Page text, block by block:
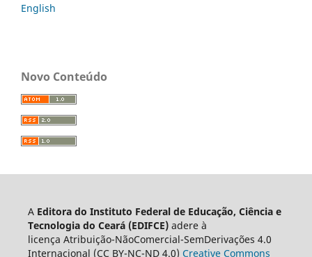
English
Novo Conteúdo
A Editora do Instituto Federal de Educação, Ciência e
Tecnologia do Ceará (EDIFCE)adere à
licença Atribuição-NãoComercial-SemDerivações 4.0
Internacional (CC BY-NC-ND 4.0) Creative Commons